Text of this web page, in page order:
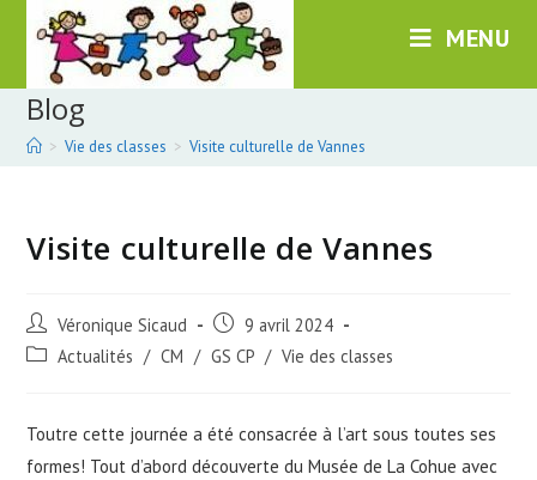
content
MENU
Blog
> Vie des classes > Visite culturelle de Vannes
Visite culturelle de Vannes
Post
author:
Véronique Sicaud
Post
published:
9 avril 2024
Post Actualités / CM / GS CP / Vie des classes
Toutre cette journée a été consacrée à l’art sous toutes ses
formes! Tout d’abord découverte du Musée de La Cohue avec